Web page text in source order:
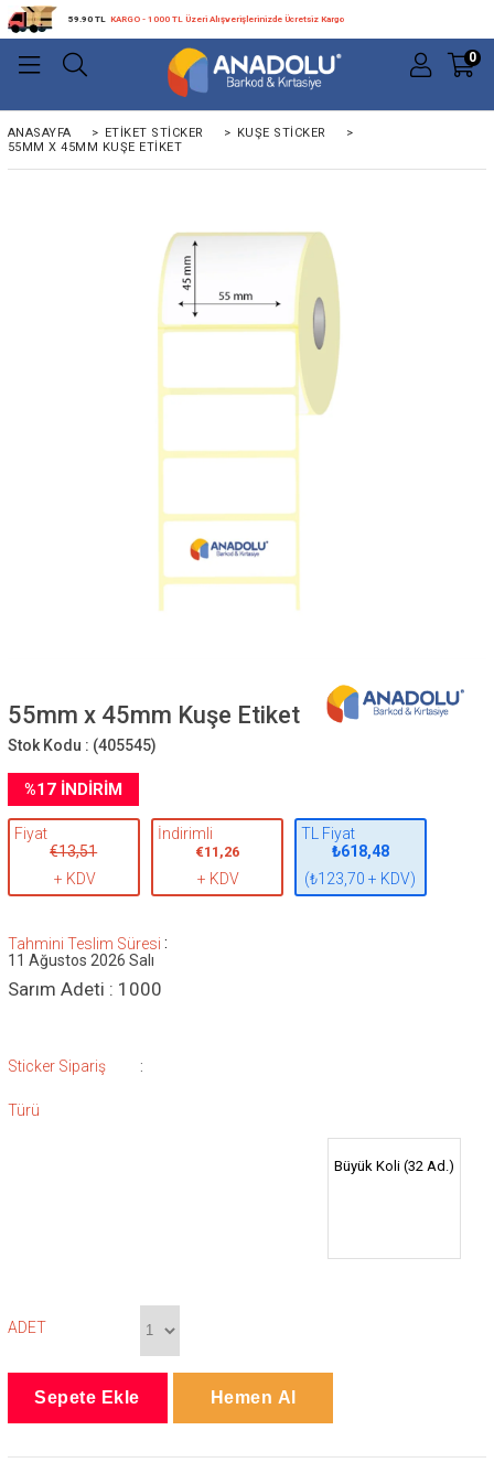
59.90 TL KARGO - 1000 TL Üzeri Alışverişlerinizde Ücretsiz Kargo
0
ANASAYFA > ETIKET STICKER > KUŞE STICKER
>
55MM X 45MM KUŞE ETIKET
55mm x 45mm Kuşe Etiket
Stok Kodu : (405545)
%17İNDIRIM
Fiyat
€13,51
+ KDV
İndirimli
€11,26
+ KDV
TL Fiyat
₺618,48
(₺123,70 + KDV)
Tahmini Teslim Süresi :
11 Ağustos 2026 Salı
Sarım Adeti : 1000
Sticker Sipariş
Türü
:
Büyük Koli (32 Ad.)
ADET